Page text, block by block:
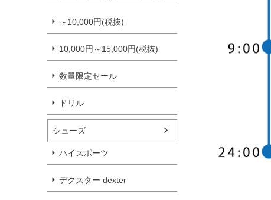
～10,000円(税抜)
10,000円～15,000円(税抜)
数量限定セール
ドリル
シューズ
ハイスポーツ
デクスター dexter